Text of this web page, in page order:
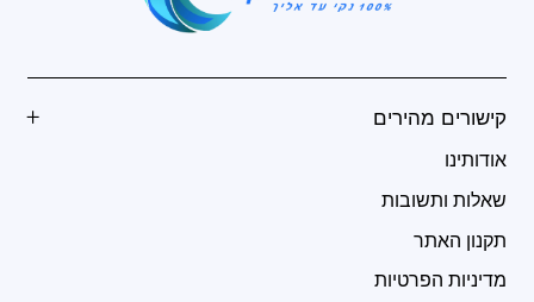
קישורים מהירים
אודותינו
שאלות ותשובות
תקנון האתר
מדיניות הפרטיות